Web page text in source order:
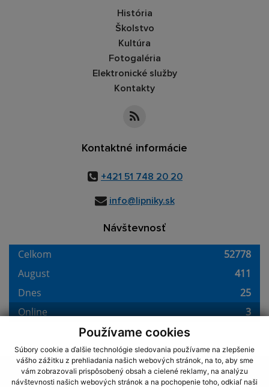
Používame cookies
Súbory cookie a ďalšie technológie sledovania používame na zlepšenie
vášho zážitku z prehliadania našich webových stránok, na to, aby sme
vám zobrazovali prispôsobený obsah a cielené reklamy, na analýzu
návštevnosti našich webových stránok a na pochopenie toho, odkiaľ naši
História
Školstvo
Kultúra
Fotogaléria
Elektronické služby
Kontakty
Kontaktné informácie
+421 51 748 20 20
info@lipniky.sk
Návštevnosť
využite možnosť získavania aktuálnych informácií s využitím RSS
CMS systém (redakčný) systém ECHELON 2,Mapa stránok,web portál